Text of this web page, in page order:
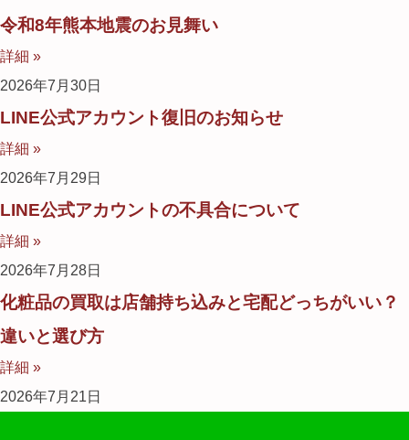
令和8年熊本地震のお見舞い
詳細 »
2026年7月30日
LINE公式アカウント復旧のお知らせ
詳細 »
2026年7月29日
LINE公式アカウントの不具合について
詳細 »
2026年7月28日
化粧品の買取は店舗持ち込みと宅配どっちがいい？
違いと選び方
詳細 »
2026年7月21日